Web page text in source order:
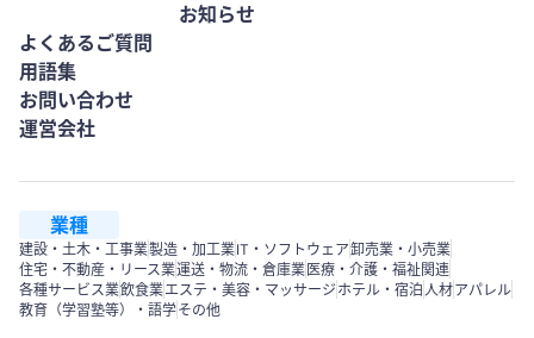
お知らせ
よくあるご質問
用語集
お問い合わせ
運営会社
業種
建設・土木・工事業製造・加工業IT・ソフトウェア卸売業・小売業
住宅・不動産・リース業運送・物流・倉庫業 医療・介護・福祉関連
各種サービス業飲食業エステ・美容・マッサージ ホテル・宿泊 人材アパレル
教育（学習塾等）・語学その他